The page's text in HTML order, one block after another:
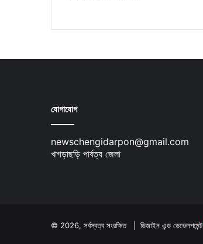
যোগাযোগ
newschengidarpon@gmail.com
খাগড়াছড়ি পার্বত্য জেলা
© 2026, সর্বস্বত্ব সংরক্ষিত | ডিজাইন এন্ড ডেভেলপমেন্ট